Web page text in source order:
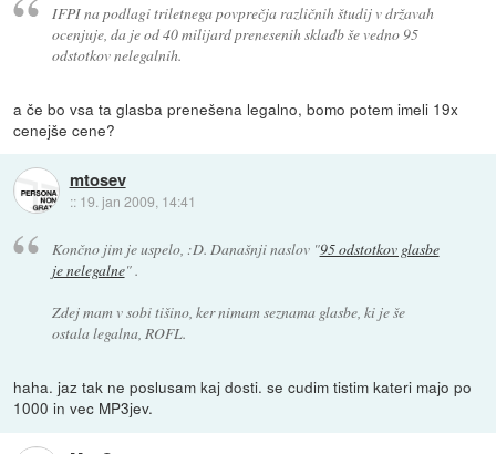
IFPI na podlagi triletnega povprečja različnih študij v državah
ocenjuje, da je od 40 milijard prenesenih skladb še vedno 95
odstotkov nelegalnih.
a če bo vsa ta glasba prenešena legalno, bomo potem imeli 19x
cenejše cene?
mtosev
:: 19. jan 2009, 14:41
Končno jim je uspelo, :D. Današnji naslov "95 odstotkov glasbe
je nelegalne" .
Zdej mam v sobi tišino, ker nimam seznama glasbe, ki je še
ostala legalna, ROFL.
haha. jaz tak ne poslusam kaj dosti. se cudim tistim kateri majo po
1000 in vec MP3jev.